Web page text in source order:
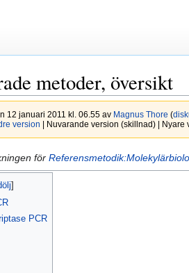
metoder, översikt
12 januari 2011 kl. 06.55 av Magnus Thore (
version | Nuvarande version (skillnad) |
för
PCR